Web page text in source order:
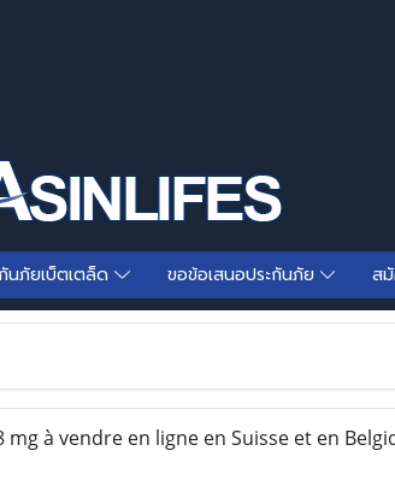
นภัยเบ็ตเตล็ด ขอข้อเสนอประกันภัย ส
à vendre en ligne en Suisse et en